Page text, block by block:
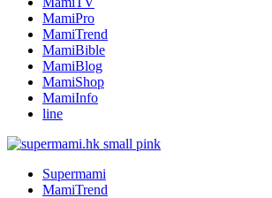
MamiPro
MamiTrend
MamiBible
MamiBlog
MamiShop
MamiInfo
line
Supermami
MamiTrend